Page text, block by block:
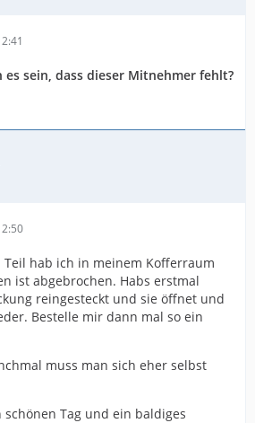
es sein, dass dieser Mitnehmer fehlt?
Teil hab ich in meinem Kofferraum
ist abgebrochen. Habs erstmal
reingesteckt und sie öffnet und
Bestelle mir dann mal so ein
muss man sich eher selbst
Tag und ein baldiges